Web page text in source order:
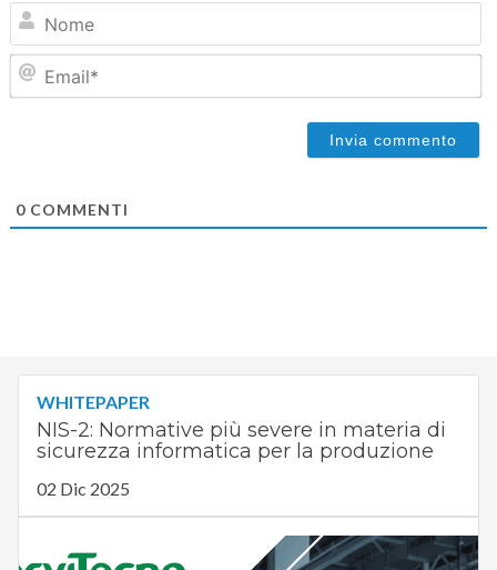
0COMMENTI
WHITEPAPER
NIS-2: Normative più severe in materia di
sicurezza informatica per la produzione
02 Dic 2025